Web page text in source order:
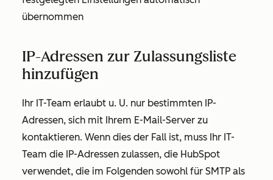
übernommen
IP-Adressen zur Zulassungsliste
hinzufügen
Ihr IT-Team erlaubt u. U. nur bestimmten IP-
Adressen, sich mit Ihrem E-Mail-Server zu
kontaktieren. Wenn dies der Fall ist, muss Ihr IT-
Team die IP-Adressen zulassen, die HubSpot
verwendet, die im Folgenden sowohl für SMTP als